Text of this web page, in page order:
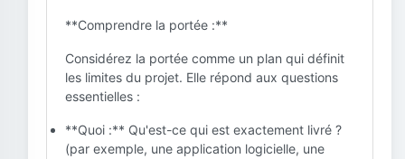
**Comprendre la portée :**
Considérez la portée comme un plan qui définit
les limites du projet. Elle répond aux questions
essentielles :
**Quoi :** Qu'est-ce qui est exactement livré ?
(par exemple, une application logicielle, une